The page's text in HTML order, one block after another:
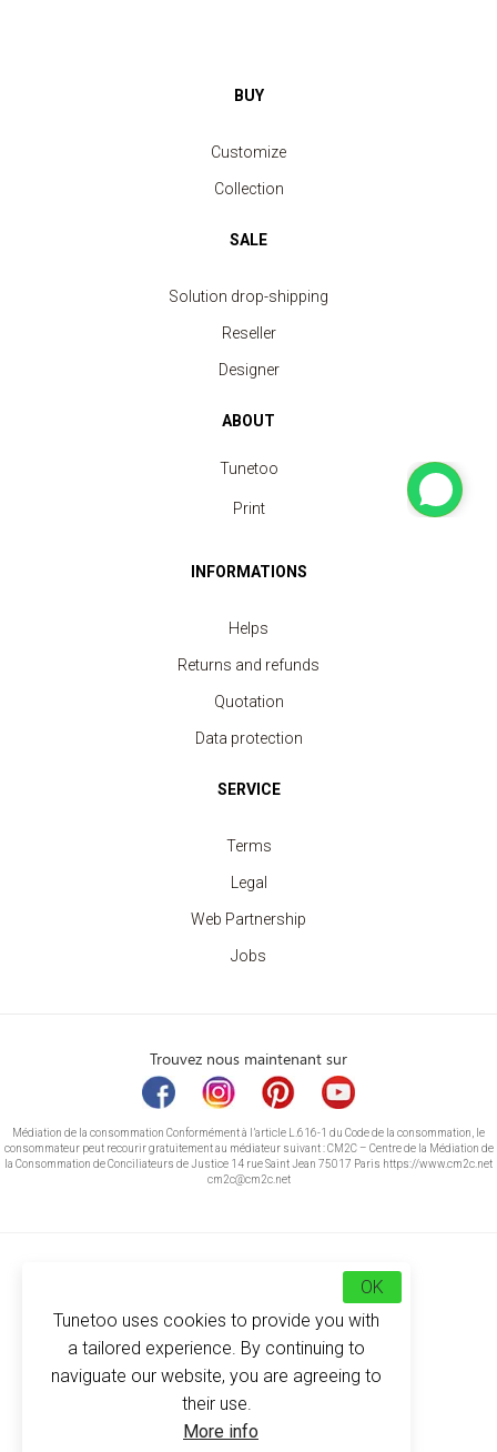
BUY
Customize
Collection
SALE
Solution drop-shipping
Reseller
Designer
ABOUT
Tunetoo
Print
INFORMATIONS
Helps
Returns and refunds
Quotation
Data protection
SERVICE
Terms
Legal
Web Partnership
Jobs
Trouvez nous maintenant sur
Médiation de la consommation Conformément à l’article L.616-1 du Code de la consommation, le
consommateur peut recourir gratuitement au médiateur suivant : CM2C – Centre de la Médiation de
la Consommation de Conciliateurs de Justice 14 rue Saint Jean 75017 Paris https://www.cm2c.net
cm2c@cm2c.net
© Copyright 2026
Tunetoo uses cookies to provide you with
a tailored experience. By continuing to
naviguate our website, you are agreeing to
their use.
More info
OK